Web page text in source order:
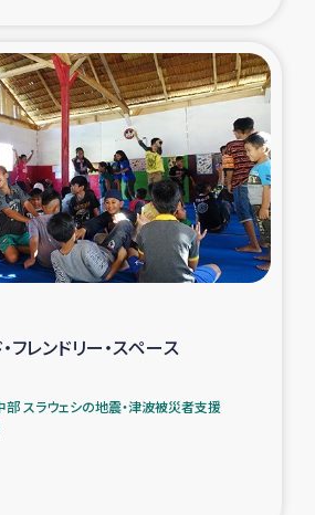
ミャンマー緊急支援
境ミャンマー移民子ども支援
よるマングローブ植林活動
シリア難民への食糧・越冬支援
シリア難民への教育支援事業
ア難民・レバノン人への農業支援
フレンドリー・スペース
部 スラウェシの地震・津波被災者支援